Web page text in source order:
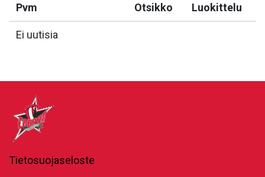
Pvm Otsikko Luokittelu
Ei uutisia
Tietosuojaseloste